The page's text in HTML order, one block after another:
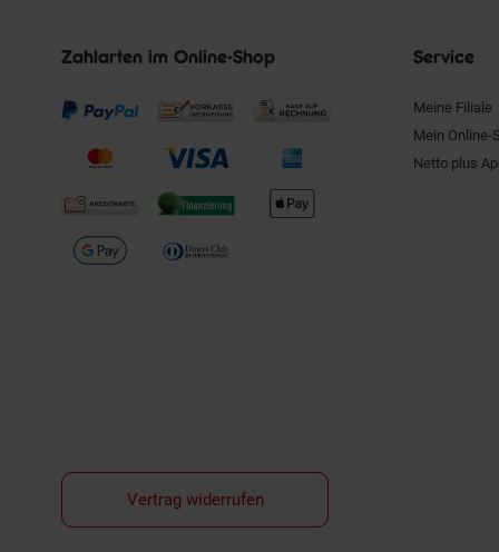
Zahlarten im Online-Shop Service
Meine Filiale
Mein Online-
Netto plus
Vertrag widerrufen